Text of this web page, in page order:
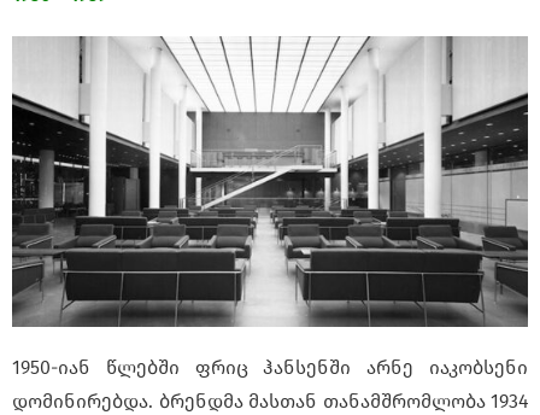
1950-იან წლებში ფრიც ჰანსენში არნე იაკობსენი
დომინირებდა. ბრენდმა მასთან თანამშრომლობა 1934